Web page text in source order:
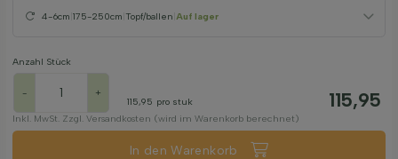
4-6cm 175-250cm Topf/ballen Auf lager
Anzahl Stück
- +
115,95 pro stuk 115,95
Inkl. MwSt. Zzgl. Versandkosten (wird im Warenkorb berechnet)
In den Warenkorb